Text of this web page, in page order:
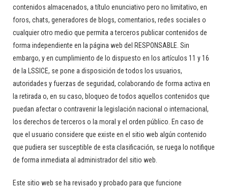
contenidos almacenados, a título enunciativo pero no limitativo, en
foros, chats, generadores de blogs, comentarios, redes sociales o
cualquier otro medio que permita a terceros publicar contenidos de
forma independiente en la página web del RESPONSABLE. Sin
embargo, y en cumplimiento de lo dispuesto en los artículos 11 y 16
de la LSSICE, se pone a disposición de todos los usuarios,
autoridades y fuerzas de seguridad, colaborando de forma activa en
la retirada o, en su caso, bloqueo de todos aquellos contenidos que
puedan afectar o contravenir la legislación nacional o internacional,
los derechos de terceros o la moral y el orden público. En caso de
que el usuario considere que existe en el sitio web algún contenido
que pudiera ser susceptible de esta clasificación, se ruega lo notifique
de forma inmediata al administrador del sitio web.
Este sitio web se ha revisado y probado para que funcione